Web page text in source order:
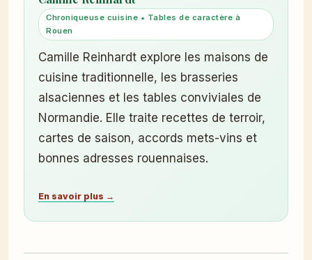
Chroniqueuse cuisine • Tables de caractère à
Rouen
Camille Reinhardt explore les maisons de
cuisine traditionnelle, les brasseries
alsaciennes et les tables conviviales de
Normandie. Elle traite recettes de terroir,
cartes de saison, accords mets-vins et
bonnes adresses rouennaises.
En savoir plus →